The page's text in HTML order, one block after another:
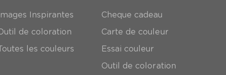
Inspirantes
de coloration
les couleurs
Cheque cadeau
Carte de couleur
Essai couleur
Outil de coloration